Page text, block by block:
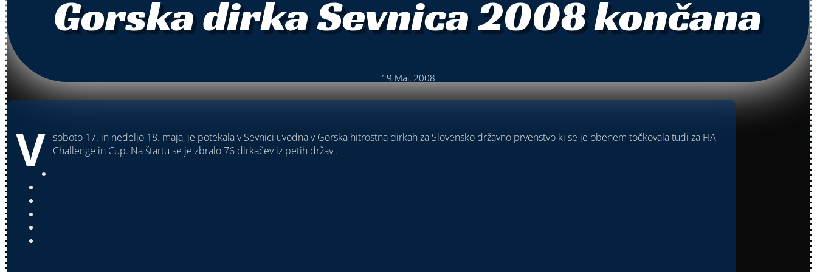
Gorska dirka Sevnica 2008 končana
19 Maj, 2008
V soboto 17. in nedeljo 18. maja, je potekala v Sevnici uvodna v Gorska hitrostna dirkah za Slovensko državno prvenstvo ki se je obenem točkovala tudi za FIA
Challenge in Cup. Na štartu se je zbralo 76 dirkačev iz petih držav .